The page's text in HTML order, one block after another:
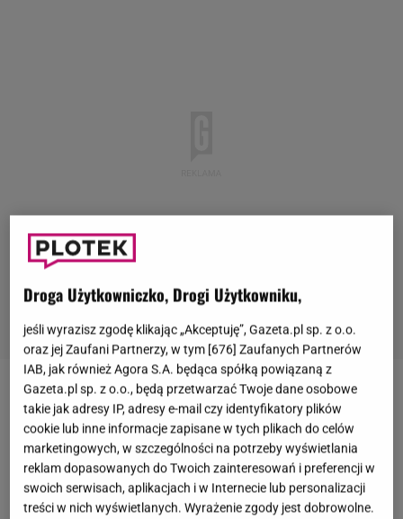
Eurowizja Junior 2025, organizowana w tym roku w
Gruzji, właśnie się zakończyła. Zwycięstwo w
konkursie odniosła reprezentantka Francji - Lou
Deleuze, która wykonała piosenkę "Ce Monde".
Polskę reprezentowała Marianna Kłos, która
Droga Użytkowniczko, Drogi Użytkowniku,
jeśli wyrazisz zgodę klikając „Akceptuję”, Gazeta.pl sp. z o.o.
oraz jej Zaufani Partnerzy, w tym [676] Zaufanych Partnerów
IAB, jak również Agora S.A. będąca spółką powiązaną z
Gazeta.pl sp. z o.o., będą przetwarzać Twoje dane osobowe
takie jak adresy IP, adresy e-mail czy identyfikatory plików
cookie lub inne informacje zapisane w tych plikach do celów
marketingowych, w szczególności na potrzeby wyświetlania
reklam dopasowanych do Twoich zainteresowań i preferencji w
swoich serwisach, aplikacjach i w Internecie lub personalizacji
treści w nich wyświetlanych. Wyrażenie zgody jest dobrowolne.